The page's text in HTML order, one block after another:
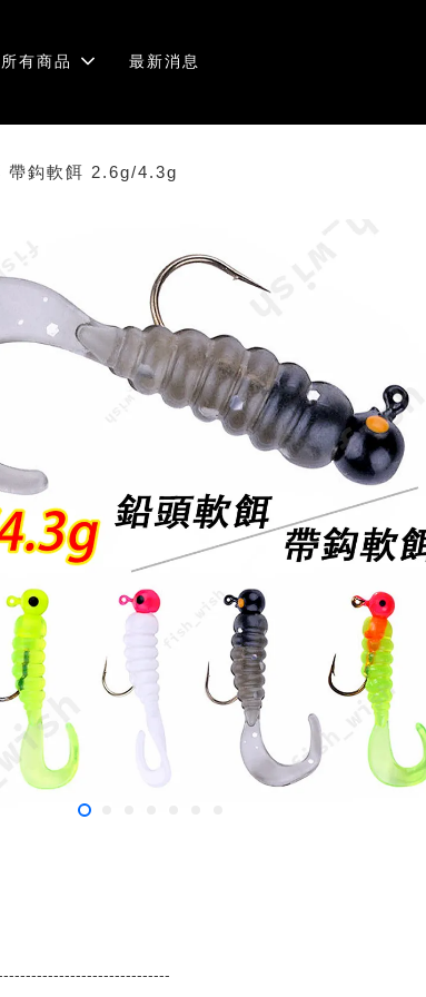
所有商品 最新消息
帶鈎軟餌 2.6g/4.3g